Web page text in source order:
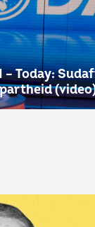
– Today: